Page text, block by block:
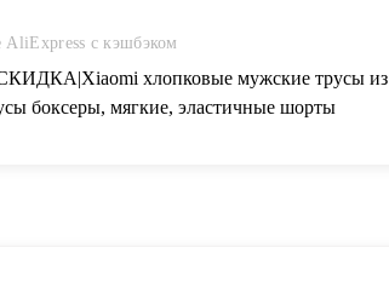
AliExpress с кэшбэком
хлопковые мужские трусы из
боксеры, мягкие, эластичные шорты